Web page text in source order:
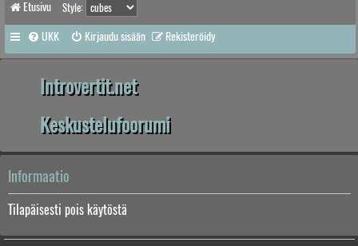
Etusivu Style:
UKK Kirjaudu sisään Rekisteröidy
Introvertit.net
Keskustelufoorumi
Informaatio
Tilapäisesti pois käytöstä